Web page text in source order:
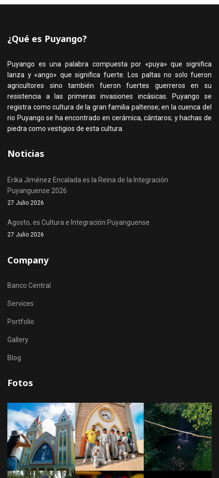
¿Qué es Puyango?
Puyango es una palabra compuesta por «puya» que significa
lanza y «ango» que significa fuerte. Los paltas no solo fueron
agricultores sino también fueron fuertes guerreros en su
resistencia a las primeras invasiones incásicas. Puyango se
registra como cultura de la gran familia paltense; en la cuenca del
rio Puyango se ha encontrado en cerámica, cántaros; y hachas de
piedra como vestigios de esta cultura.
Noticias
Erika Jiménez Encalada es la Reina de la Integración
Puyanguense 2026
27 Julio 2026
Agosto, es Cultura e Integración Puyanguense
27 Julio 2026
Company
Banco Central
Services
Portfolio
Gallery
Blog
Fotos